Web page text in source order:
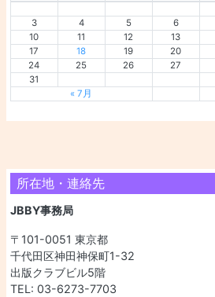
3
4 5 6
10
11 12 13
17
18 19 20
24
25 26 27
31
« 7月
所在地・連絡先
JBBY事務局
〒101-0051 東京都
千代田区神田神保町1-32
出版クラブビル5階
TEL: 03-6273-7703